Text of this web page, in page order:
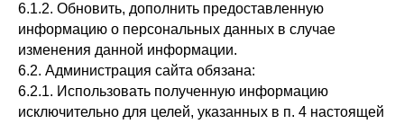
6.1.2. Обновить, дополнить предоставленную
информацию о персональных данных в случае
изменения данной информации.
6.2. Администрация сайта обязана:
6.2.1. Использовать полученную информацию
исключительно для целей, указанных в п. 4 настоящей